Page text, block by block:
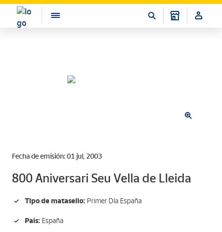
Fecha de emisión: 01 jul, 2003
800 Aniversari Seu Vella de Lleida
Tipo de matasello: Primer Día España
País: España